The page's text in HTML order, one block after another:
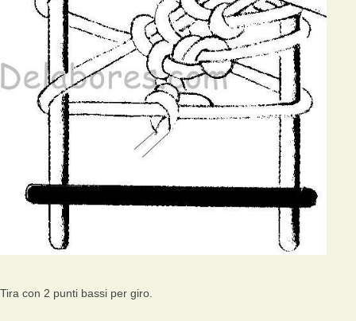
Tira con 2 punti bassi per giro.